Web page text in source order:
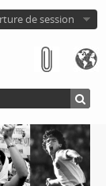
de session